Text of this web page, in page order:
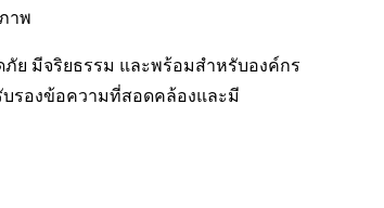
าพ
ภัย มีจริยธรรม และพร้อมสำหรับองค์กร
รองข้อความที่สอดคล้องและมี